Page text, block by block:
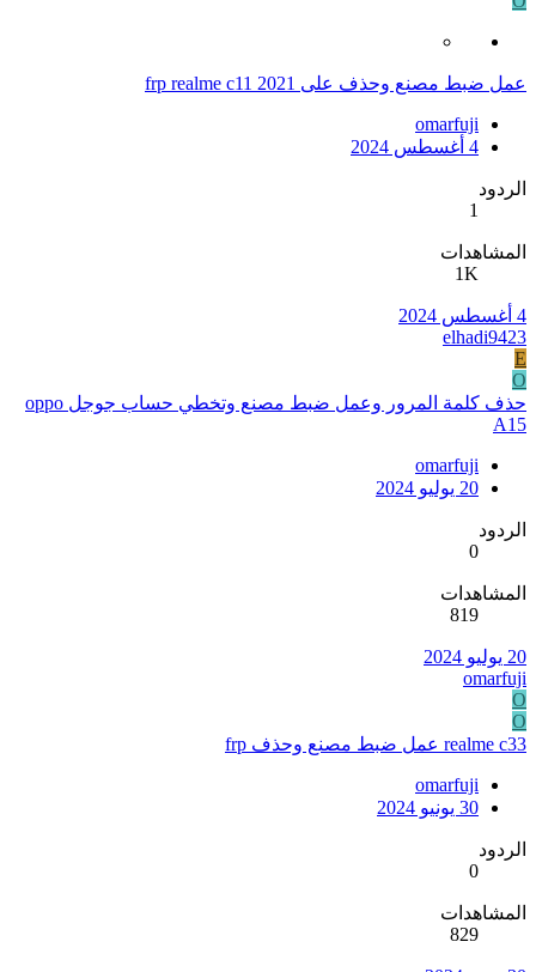
عمل ضبط مصنع وحذف على frp realme c11 2021
omarfuji
4 أغسطس 2024
الردود
1
المشاهدات
1K
4 أغسطس 2024
elhadi9423
E
O
حذف كلمة المرور وعمل ضبط مصنع وتخطي حساب جوجل oppo
A15
omarfuji
20 يوليو 2024
الردود
0
المشاهدات
819
20 يوليو 2024
omarfuji
O
O
realme c33 عمل ضبط مصنع وحذف frp
omarfuji
30 يونيو 2024
الردود
0
المشاهدات
829